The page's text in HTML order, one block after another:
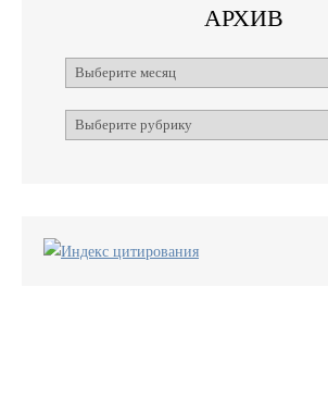
АРХИВ
Архивы
Рубрики